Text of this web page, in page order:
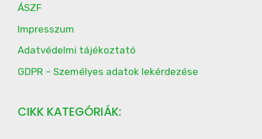
ÁSZF
Impresszum
Adatvédelmi tájékoztató
GDPR – Személyes adatok lekérdezése
CIKK KATEGÓRIÁK: